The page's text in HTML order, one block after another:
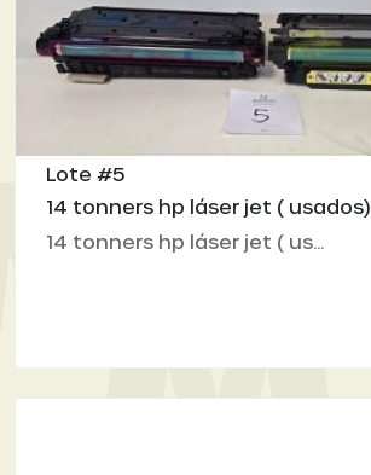
Lote #5
14 tonners hp láser jet ( usados)
14 tonners hp láser jet ( us...